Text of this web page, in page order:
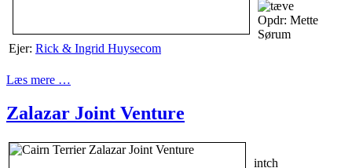
Opdr: Mette
Sørum
Ejer: Rick & Ingrid Huysecom
Læs mere …
Zalazar Joint Venture
intch